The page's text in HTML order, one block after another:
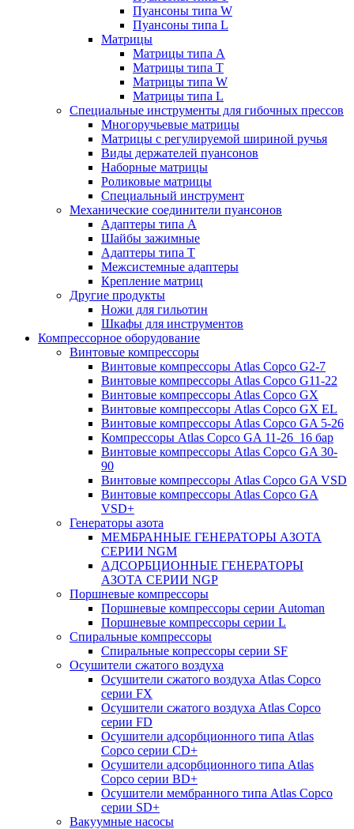
Пуансоны типа W
Пуансоны типа L
Матрицы
Матрицы типа A
Матрицы типа T
Матрицы типа W
Матрицы типа L
Специальные инструменты для гибочных прессов
Многоручьевые матрицы
Матрицы с регулируемой шириной ручья
Виды держателей пуансонов
Наборные матрицы
Роликовые матрицы
Специальный инструмент
Механические соединители пуансонов
Адаптеры типа A
Шайбы зажимные
Адаптеры типа T
Межсистемные адаптеры
Крепление матриц
Другие продукты
Ножи для гильотин
Шкафы для инструментов
Компрессорное оборудование
Винтовые компрессоры
Винтовые компрессоры Atlas Copco G2-7
Винтовые компрессоры Atlas Copco G11-22
Винтовые компрессоры Atlas Copco GX
Винтовые компрессоры Atlas Copco GX EL
Винтовые компрессоры Atlas Copco GA 5-26
Компрессоры Atlas Copco GA 11-26_16 бар
Винтовые компрессоры Atlas Copco GA 30-
90
Винтовые компрессоры Atlas Copco GA VSD
Винтовые компрессоры Atlas Copco GA
VSD+
Генераторы азота
МЕМБРАННЫЕ ГЕНЕРАТОРЫ АЗОТА
СЕРИИ NGM
АДСОРБЦИОННЫЕ ГЕНЕРАТОРЫ
АЗОТА СЕРИИ NGP
Поршневые компрессоры
Поршневые компрессоры серии Automan
Поршневые компрессоры серии L
Спиральные компрессоры
Спиральные копрессоры серии SF
Осушители сжатого воздуха
Осушители сжатого воздуха Atlas Copco
серии FX
Осушители сжатого воздуха Atlas Copco
серии FD
Осушители адсорбционного типа Atlas
Copco серии СD+
Осушители адсорбционного типа Atlas
Copco серии BD+
Осушители мембранного типа Atlas Copco
серии SD+
Вакуумные насосы